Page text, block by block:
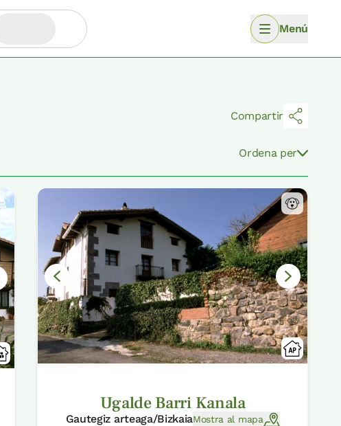
Menú
Compartir
Ordena per
Ugalde Barri Kanala
Gautegiz arteaga/BizkaiaMostra al mapa